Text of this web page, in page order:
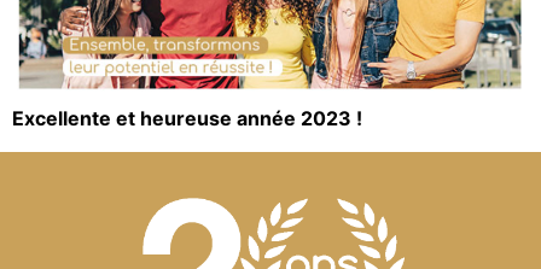
Excellente et heureuse année 2023 !